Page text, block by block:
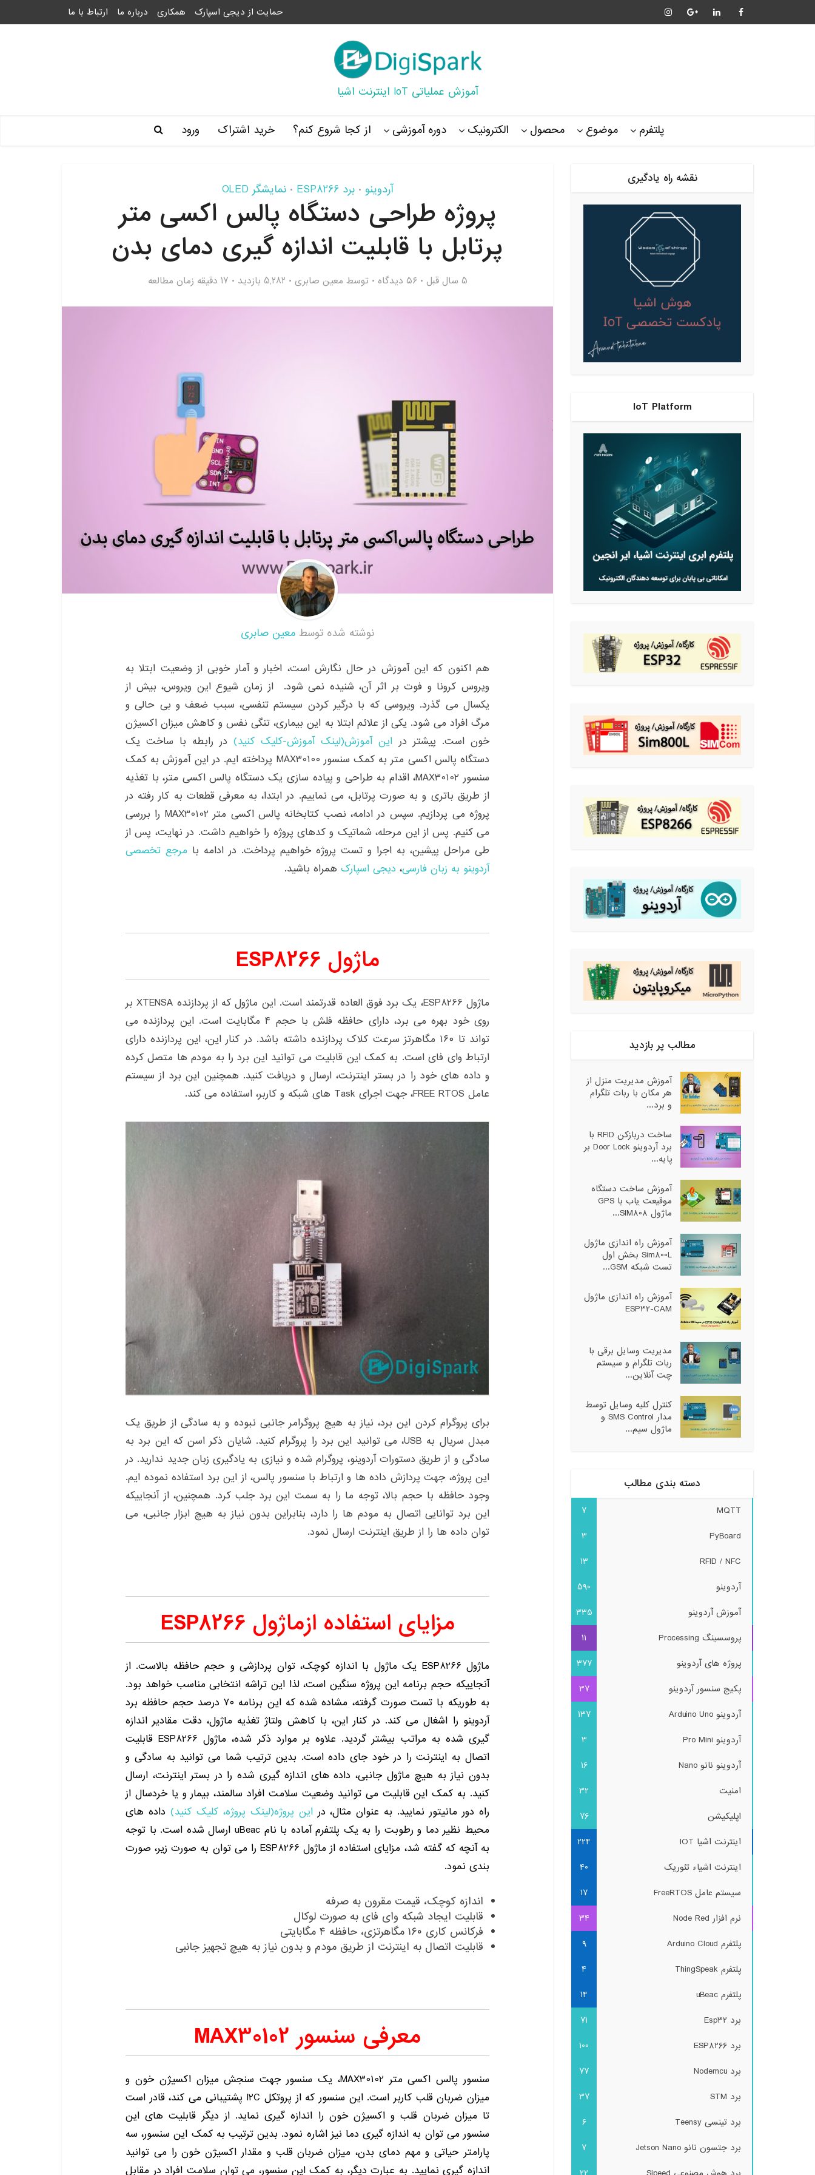
حمایت از دیجی اسپارک همکاری درباره ما ارتباط با ما
آموزش عملیاتی IoT اینترنت اشیا
پلتفرم موضوع محصول الکترونیک دوره آموزشی از کجا شروع کنم؟ خرید اشتراک ورود
آردوینو • برد ESP8266 • نمایشگر OLED
پروژه طراحی دستگاه پالس اکسی متر
پرتابل با قابلیت اندازه گیری دمای بدن
5 سال قبل ۵۶ دیدگاه توسط معین صابری 5,282 بازدید 17 دقیقه زمان مطالعه
نوشته شده توسط معین صابری
هم اکنون که این آموزش در حال نگارش است، اخبار و آمار خوبی از وضعیت ابتلا به
ویروس کرونا و فوت بر اثر آن، شنیده نمی شود. از زمان شیوع این ویروس، بیش از
یکسال می گذرد. ویروسی که با درگیر کردن سیستم تنفسی، سبب ضعف و بی حالی و
مرگ افراد می شود. یکی از علائم ابتلا به این بیماری، تنگی نفس و کاهش میزان اکسیژن
خون است. پیشتر در این آموزش(لینک آموزش-کلیک کنید) در رابطه با ساخت یک
دستگاه پالس اکسی متر به کمک سنسور MAX30100 پرداخته ایم. در این آموزش به کمک
سنسور MAX30102، اقدام به طراحی و پیاده سازی یک دستگاه پالس اکسی متر، با تغذیه
از طریق باتری و به صورت پرتابل، می نماییم. در ابتدا، به معرفی قطعات به کار رفته در
پروژه می پردازیم. سپس در ادامه، نصب کتابخانه پالس اکسی متر MAX30102 را بررسی
می کنیم. پس از این مرحله، شماتیک و کدهای پروژه را خواهیم داشت. در نهایت، پس از
طی مراحل پیشین، به اجرا و تست پروژه خواهیم پرداخت. در ادامه با مرجع تخصصی
آردوینو به زبان فارسی، دیجی اسپارک همراه باشید.
ماژول ESP8266
ماژول ESP8266، یک برد فوق العاده قدرتمند است. این ماژول که از پردازنده XTENSA بر
روی خود بهره می برد، دارای حافظه فلش با حجم ۴ مگابایت است. این پردازنده می
تواند تا ۱۶۰ مگاهرتز سرعت کلاک پردازنده داشته باشد. در کنار این، این پردازنده دارای
ارتباط وای فای است. به کمک این قابلیت می توانید این برد را به مودم ها متصل کرده
و داده های خود را در بستر اینترنت، ارسال و دریافت کنید. همچنین این برد از سیستم
عامل FREE RTOS، جهت اجرای Task های شبکه و کاربر، استفاده می کند.
برای پروگرام کردن این برد، نیاز به هیچ پروگرامر جانبی نبوده و به سادگی از طریق یک
مبدل سریال به USB، می توانید این برد را پروگرام کنید. شایان ذکر اسن که این برد به
سادگی و از طریق دستورات آردوینو، پروگرام شده و نیازی به یادگیری زبان جدید ندارید. در
این پروژه، جهت پردازش داده ها و ارتباط با سنسور پالس، از این برد استفاده نموده ایم.
وجود حافظه با حجم بالا، توجه ما را به سمت این برد جلب کرد. همچنین، از آنجاییکه
این برد توانایی اتصال به مودم ها را دارد، بنابراین بدون نیاز به هیچ ابزار جانبی، می
توان داده ها را از طریق اینترنت ارسال نمود.
مزایای استفاده ازماژول ESP8266
ماژول ESP8266 یک ماژول با اندازه کوچک، توان پردازشی و حجم حافظه بالاست. از
آنجاییکه حجم برنامه این پروژه سنگین است، لذا این تراشه انتخابی مناسب خواهد بود.
به طوریکه با تست صورت گرفته، مشاده شده که این برنامه ۷۰ درصد حجم حافظه برد
آردوینو را اشغال می کند. در کنار این، با کاهش ولتاژ تغذیه ماژول، دقت مقادیر اندازه
گیری شده به مراتب بیشتر گردید. علاوه بر موارد ذکر شده، ماژول ESP8266 قابلیت
اتصال به اینترنت را در خود جای داده است. بدین ترتیب شما می توانید به سادگی و
بدون نیاز به هیچ ماژول جانبی، داده های اندازه گیری شده را در بستر اینترنت، ارسال
کنید. به کمک این قابلیت می توانید وضعیت سلامت افراد سالمند، بیمار و یا خردسال از
راه دور مانیتور نمایید. به عنوان مثال، دراین پروژه(لینک پروژه، کلیک کنید) داده های
محیط نظیر دما و رطوبت را به یک پلتفرم آماده با نام uBeac ارسال شده است. با توجه
به آنچه که گفته شد، مزایای استفاده از ماژول ESP8266 را می توان به صورت زیر، صورت
بندی نمود.
اندازه کوچک، قیمت مقرون به صرفه
قابلیت ایجاد شبکه وای فای به صورت لوکال
فرکانس کاری ۱۶۰ مگاهرتزی، حافظه ۴ مگابایتی
قابلیت اتصال به اینترنت از طریق مودم و بدون نیاز به هیچ تجهیز جانبی
معرفی سنسور MAX30102
سنسور پالس اکسی متر MAX30102، یک سنسور جهت سنجش میزان اکسیژن خون و
میزان ضربان قلب کاربر است. این سنسور که از پروتکل I2C پشتیبانی می کند، قادر است
تا میزان ضربان قلب و اکسیژن خون را اندازه گیری نماید. از دیگر قابلیت های این
سنسور می توان به اندازه گیری دما نیز اشاره نمود. بدین ترتیب به کمک این سنسور، سه
پارامتر حیاتی و مهم دمای بدن، میزان ضربان قلب و مقدار اکسیژن خون را می توانید
اندازه گیری نمایید. به عبارت دیگر، به کمک این سنسور، می توان سلامت افراد در مقابل
نقشه راه یادگیری
IoT Platform
مطالب پر بازدید
آموزش مدیریت منزل از
هر مکان با ربات تلگرام
و برد...
ساخت دربازکن RFID با
برد آردوینو Door Lock بر
پایه...
آموزش ساخت دستگاه
موقیعت یاب با GPS
ماژول SIM808...
آموزش راه اندازی ماژول
Sim800L بخش اول
تست شبکه GSM...
آموزش راه اندازی ماژول
ESP32-CAM
مدیریت وسایل برقی با
ربات تلگرام و سیستم
چت آنلاین...
کنترل کلیه وسایل توسط
مدار SMS Control و
ماژول سیم...
دسته بندی مطالب
MQTT
7
PyBoard
3
RFID / NFC
13
آردوینو
590
آموزش آردوینو
335
پروسسینگ Processing
11
پروژه های آردوینو
377
پکیج سنسور آردوینو
37
آردوینو Arduino Uno
137
آردوینو Pro Mini
3
آردوینو نانو Nano
16
امنیت
32
اپلیکیشن
76
اینترنت اشیا IOT
224
اینترنت اشیاء تئوریک
40
سیستم عامل FreeRTOS
17
نرم افزار Node Red
34
پلتفرم Arduino Cloud
9
پلتفرم ThingSpeak
4
پلتفرم uBeac
14
برد Esp32
71
برد ESP8266
100
برد Nodemcu
77
برد STM
37
برد تینسی Teensy
6
برد جتسون نانو Jetson Nano
7